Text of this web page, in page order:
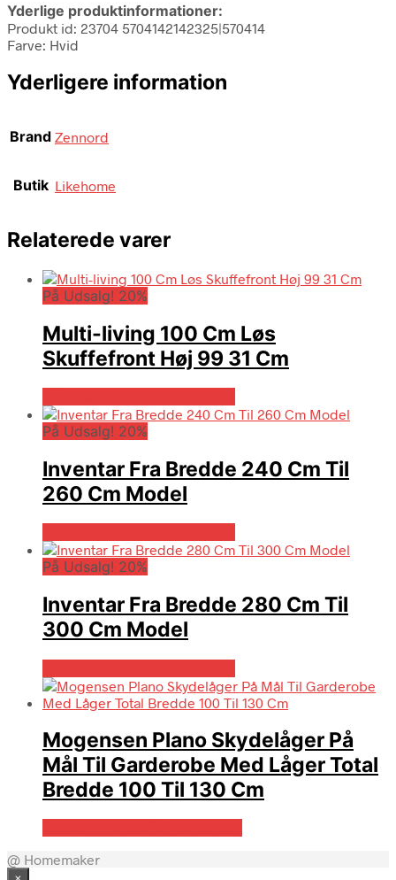
Yderlige produktinformationer:
Produkt id: 23704 5704142142325|570414
Farve: Hvid
Yderligere information
Brand Zennord
Butik Likehome
Relaterede varer
På Udsalg! 20%
Multi-living 100 Cm Løs
Skuffefront Høj 99 31 Cm
På Udsalg! 20%
Inventar Fra Bredde 240 Cm Til
260 Cm Model
På Udsalg! 20%
Inventar Fra Bredde 280 Cm Til
300 Cm Model
Mogensen Plano Skydelåger På
Mål Til Garderobe Med Låger Total
Bredde 100 Til 130 Cm
@ Homemaker